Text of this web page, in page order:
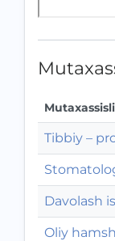
Tibbiy –
Davolash
Oliy